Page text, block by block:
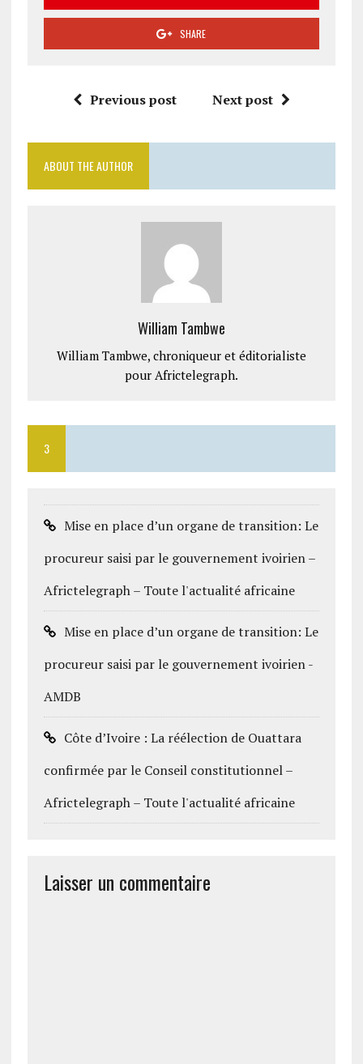
SHARE
Previous post Next post
ABOUT THE AUTHOR
William Tambwe
William Tambwe, chroniqueur et éditorialiste
pour Africtelegraph.
3
Mise en place d’un organe de transition: Le
procureur saisi par le gouvernement ivoirien –
Africtelegraph – Toute l'actualité africaine
Mise en place d’un organe de transition: Le
procureur saisi par le gouvernement ivoirien -
AMDB
Côte d’Ivoire : La réélection de Ouattara
confirmée par le Conseil constitutionnel –
Africtelegraph – Toute l'actualité africaine
Laisser un commentaire